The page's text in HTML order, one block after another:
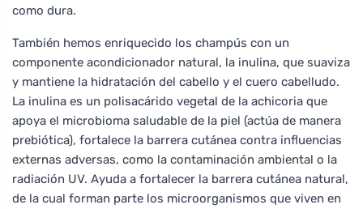
como dura.
También hemos enriquecido los champús con un
componente acondicionador natural, la inulina, que suaviza
y mantiene la hidratación del cabello y el cuero cabelludo.
La inulina es un polisacárido vegetal de la achicoria que
apoya el microbioma saludable de la piel (actúa de manera
prebiótica), fortalece la barrera cutánea contra influencias
externas adversas, como la contaminación ambiental o la
radiación UV. Ayuda a fortalecer la barrera cutánea natural,
de la cual forman parte los microorganismos que viven en